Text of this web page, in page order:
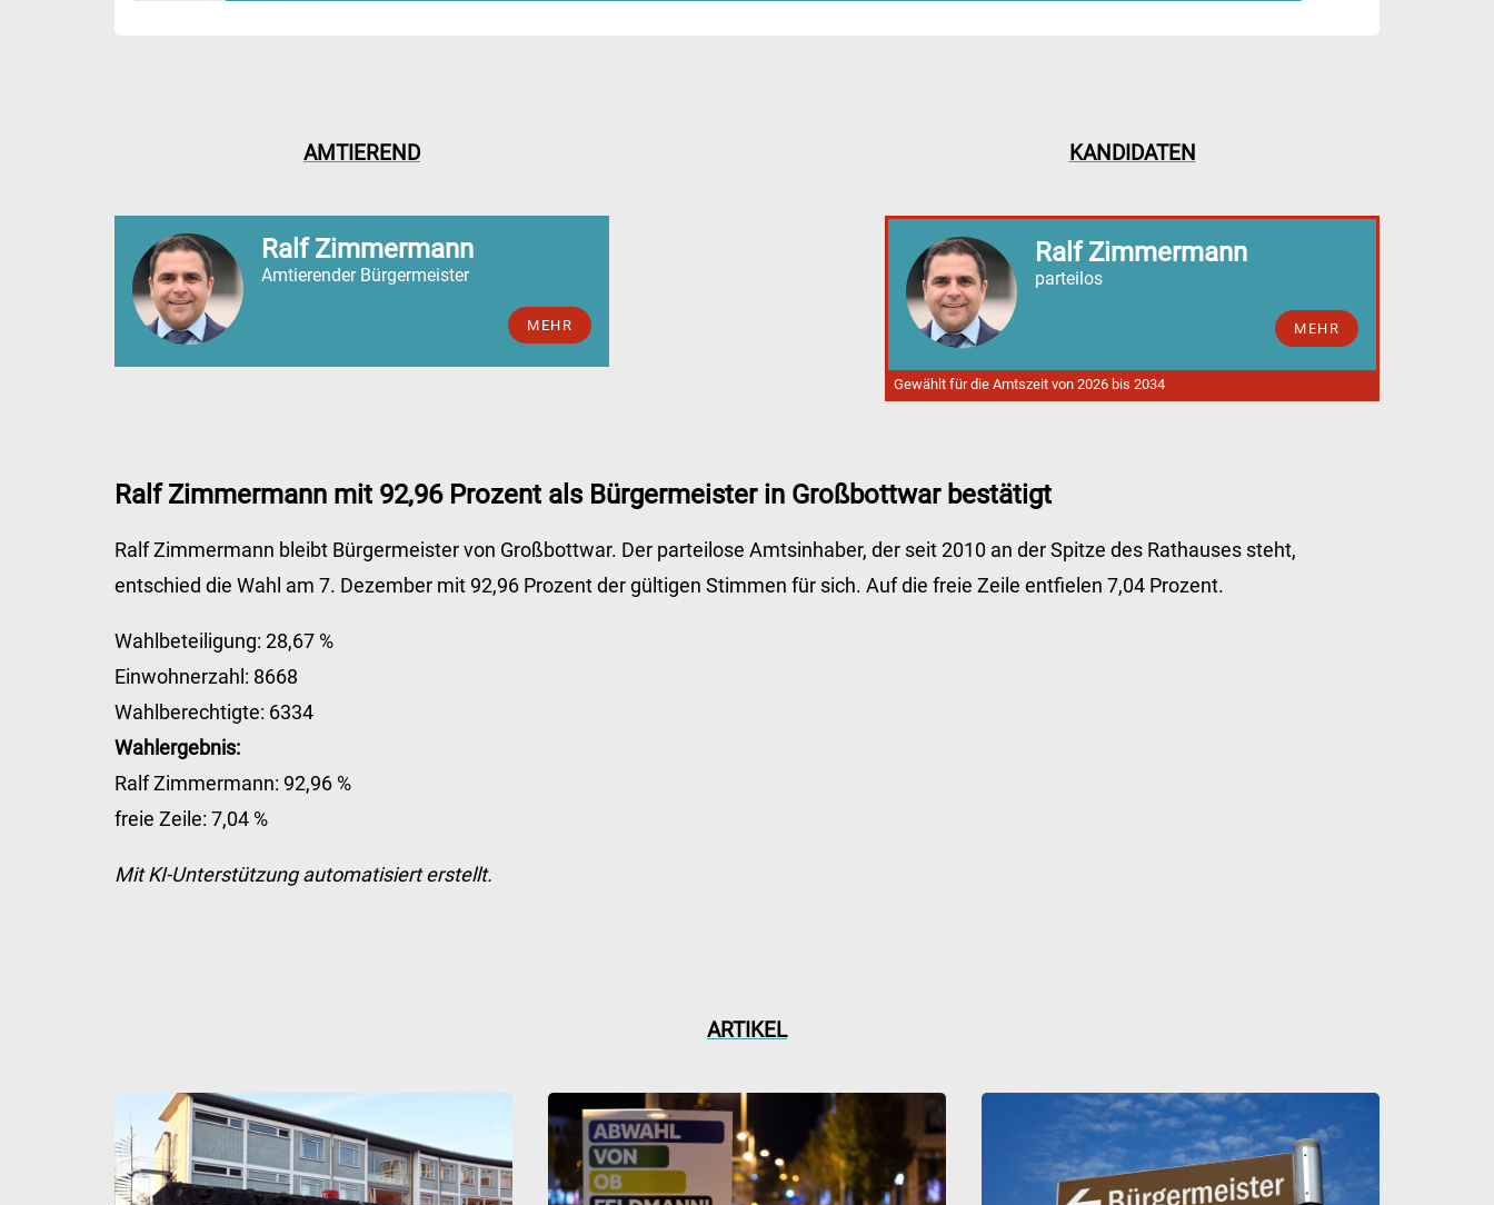
AMTIEREND
Ralf Zimmermann
Amtierender Bürgermeister
MEHR
KANDIDATEN
Ralf Zimmermann
parteilos
MEHR
Gewählt für die Amtszeit von 2026 bis 2034
Ralf Zimmermann mit 92,96 Prozent als Bürgermeister in Großbottwar bestätigt
Ralf Zimmermann bleibt Bürgermeister von Großbottwar. Der parteilose Amtsinhaber, der seit 2010 an der Spitze des Rathauses steht,
entschied die Wahl am 7. Dezember mit 92,96 Prozent der gültigen Stimmen für sich. Auf die freie Zeile entfielen 7,04 Prozent.
Wahlbeteiligung: 28,67 %
Einwohnerzahl: 8668
Wahlberechtigte: 6334
Wahlergebnis:
Ralf Zimmermann: 92,96 %
freie Zeile: 7,04 %
Mit KI-Unterstützung automatisiert erstellt.
ARTIKEL